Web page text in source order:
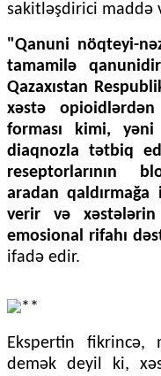
sakitləşdirici maddə
"Qanuni nöqteyi-
tamamilə
Qazaxıstan
xəstə
forması kimi,
diaqnozla tətbiq
reseptorlarının
aradan
verir və
emosional rifahı
ifadə edir.
Ekspertin fikrincə,
demək deyil ki,